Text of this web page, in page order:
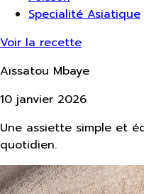
Specialité Asiatique
Voir la recette
Aïssatou Mbaye
10 janvier 2026
Une assiette simple et
quotidien.